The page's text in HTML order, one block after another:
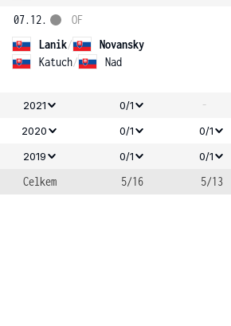
07.12.
Lanik/
Novansky
Katuch/ Nad
OF
2021 0/1 -
2020 0/1 0/1
2019 0/1 0/1
Celkem
5/16 5/13